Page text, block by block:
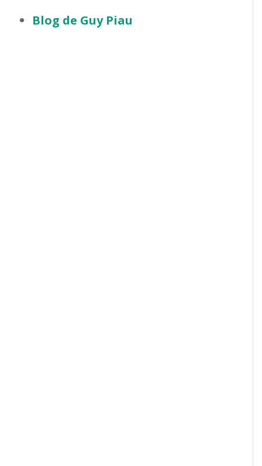
Blog de Guy Piau